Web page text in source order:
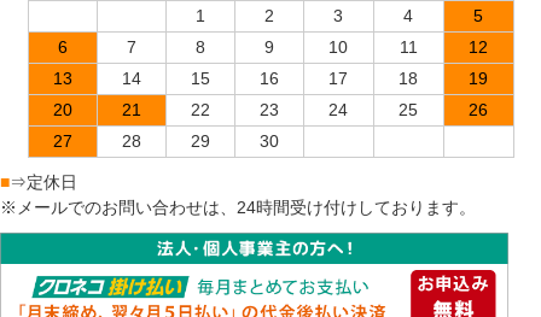
1
2 3 4
5
6
7 8 9 10 11
12
13
14 15 16 17 18
19
20
21 22 23 24 25
26
27
28 29 30
■⇒定休日
※メールでのお問い合わせは、24時間受け付けしております。